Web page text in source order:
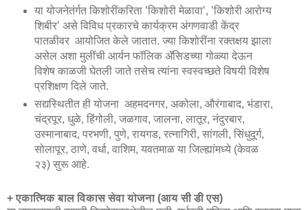
या योजनेतंर्गत किशोरींकरिता ’किशोरी मेळावा’, ’किशोरी आरोग्य
शिबीर’ असे विविध प्रकारचे कार्यक्रम अंगणवाडी केंद्र
पातळीवर आयोजित केले जातात. ज्या किशोरींना रक्तक्षय झाला
असेल अशा मुलींची आर्यन फॉलिक ॲसिडच्या गोळ्या देऊन
विशेष काळजी घेतली जाते तसेच त्यांना स्वस्वच्छते विषयी विशेष
प्रशिक्षण दिले जाते.
सद्यस्थितीत ही योजना अहमदनगर, अकोला, औरंगाबाद, भंडारा,
चंद्रपूर, धुळे, हिंगोली, जळगाव, जालना, लातूर, नंदुरबार,
उस्मानाबाद, परभणी, पुणे, रायगड, रत्नागिरी, सांगली, सिंधुदूर्ग,
सोलापूर, ठाणे, वर्धा, वाशिम, यवतमाळ या जिल्ह्यांमध्ये (केवळ
२३) सुरू आहे.
+ एकात्मिक बाल विकास सेवा योजना (आय सी डी एस)